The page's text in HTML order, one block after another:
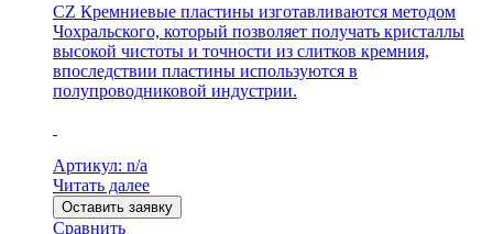
CZ Кремниевые пластины изготавливаются методом
Чохральского, который позволяет получать кристаллы
высокой чистоты и точности из слитков кремния,
впоследствии пластины используются в
полупроводниковой индустрии.
Артикул: n/a
Читать далее
Оставить заявку
Сравнить